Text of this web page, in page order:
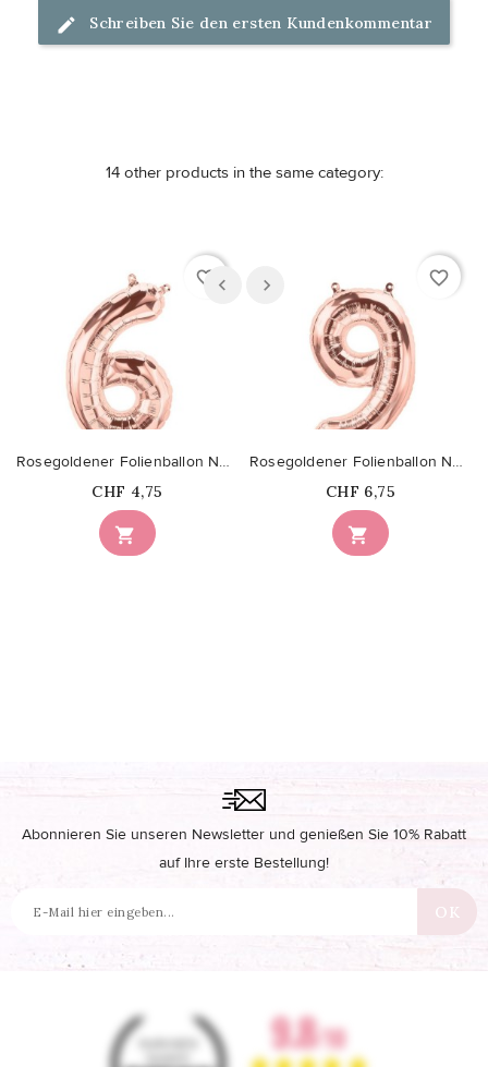
Schreiben Sie den ersten Kundenkommentar
14 other products in the same category:
favorite_border

Rosegoldener Folienballon Nummer 6
Price
CHF 4,75
favorite_border

Rosegoldener Folienballon Nummer 9
Price
CHF 6,75
Abonnieren Sie unseren Newsletter und genießen Sie 10% Rabatt
auf Ihre erste Bestellung!